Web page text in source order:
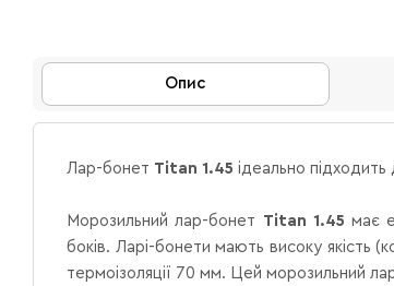
Опис
Лар-бонет Titan 1.45 ідеально
Морозильний лар-бонет Titan 1.45має
боків. Ларі-бонети мають високу якість
термоізоляції 70 мм. Цей морозильний